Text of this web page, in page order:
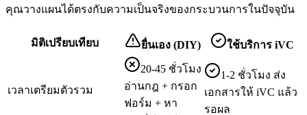
คุณวางแผนได้ตรงกับความเป็นจริงของกระบวนการในปัจจุบัน
มิติเปรียบเทียบ ยื่นเอง (DIY) ใช้บริการ iVC
เวลาเตรียมตัวรวม
20-45 ชั่วโมง
อ่านกฎ + กรอก
ฟอร์ม + หา
1-2 ชั่วโมง ส่ง
เอกสารให้ iVC แล้ว
รอผล